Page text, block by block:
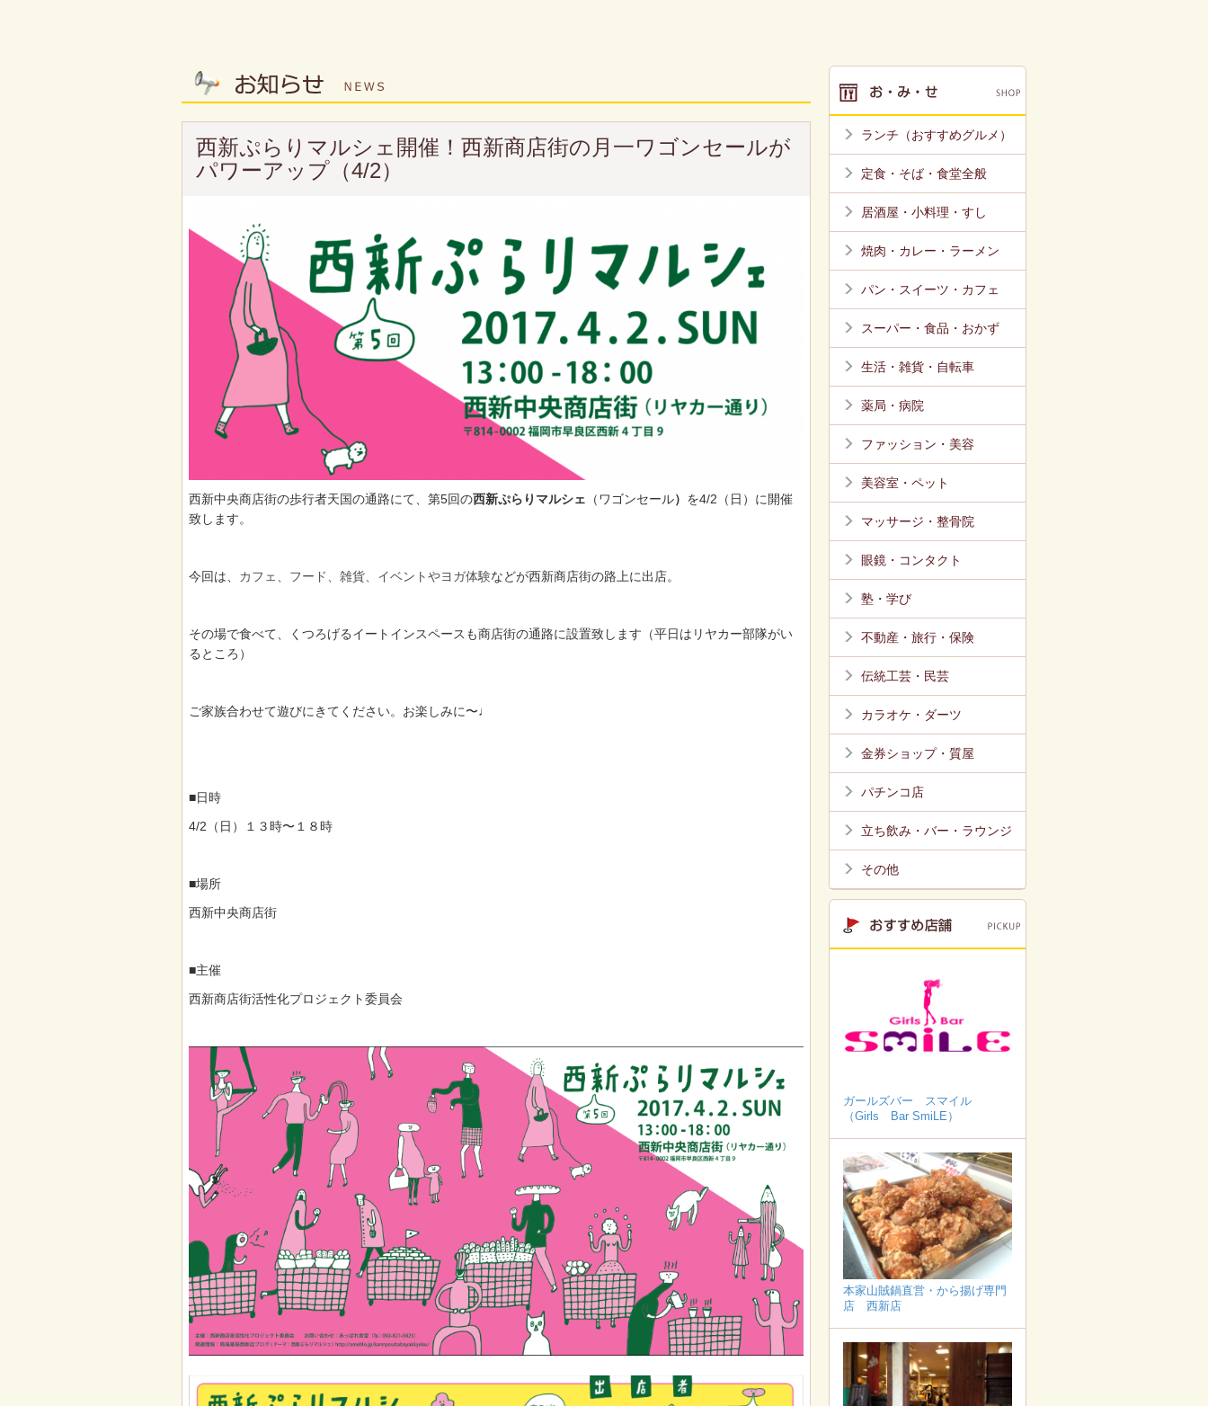
西新ぷらりマルシェ開催！西新商店街の月一ワゴンセールが
パワーアップ（4/2）
西新中央商店街の歩行者天国の通路にて、第5回の西新ぷらりマルシェ （ワゴンセール） を4/2（日）に開催
致します。
今回は、 カフェ、フード、雑貨、イベントやヨガ体験などが西新商店街の路上に出店。
その場で食べて、くつろげるイートインスペースも商店街の通路に設置致します（平日はリヤカー部隊がい
るところ）
ご家族合わせて遊びにきてください。お楽しみに〜♩
■日時
4/2（日）１３時〜１８時
■場所
西新中央商店街
■主催
西新商店街活性化プロジェクト委員会
ランチ（おすすめグルメ）
定食・そば・食堂全般
居酒屋・小料理・すし
焼肉・カレー・ラーメン
パン・スイーツ・カフェ
スーパー・食品・おかず
生活・雑貨・自転車
薬局・病院
ファッション・美容
美容室・ペット
マッサージ・整骨院
眼鏡・コンタクト
塾・学び
不動産・旅行・保険
伝統工芸・民芸
カラオケ・ダーツ
金券ショップ・質屋
パチンコ店
立ち飲み・バー・ラウンジ
その他
ガールズバー スマイル
（Girls Bar SmiLE）
本家山賊鍋直営・から揚げ専門
店 西新店